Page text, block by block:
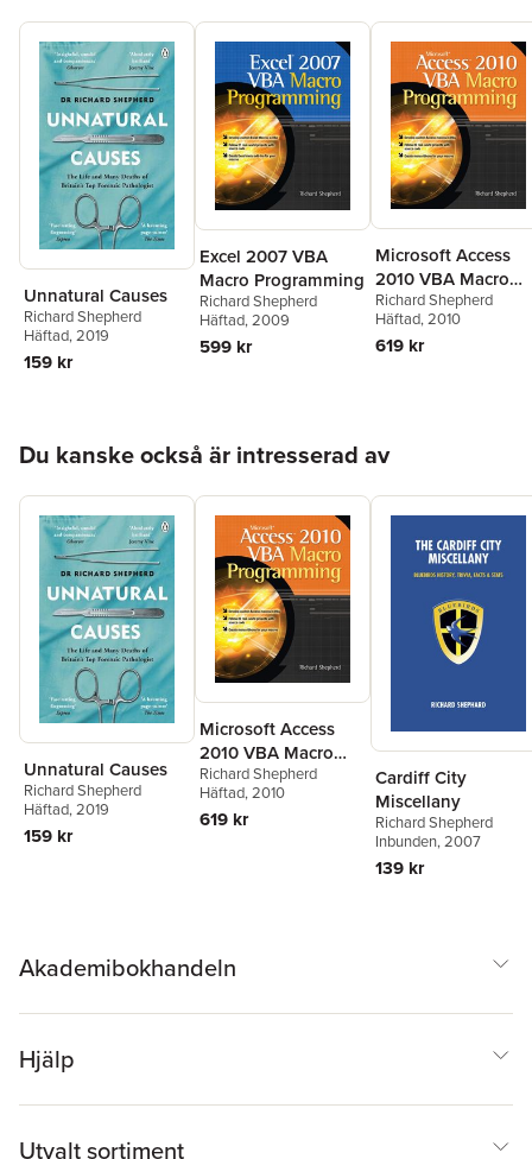
Unnatural Causes
Richard Shepherd
Häftad, 2019
159 kr
Excel 2007 VBA
Macro Programming
Richard Shepherd
Häftad, 2009
599 kr
Microsoft Access
2010 VBA Macro
Programming
Richard Shepherd
Häftad, 2010
619 kr
Du kanske också är intresserad av
Unnatural Causes
Richard Shepherd
Häftad, 2019
159 kr
Microsoft Access
2010 VBA Macro
Programming
Richard Shepherd
Häftad, 2010
619 kr
Cardiff City
Miscellany
Richard Shepherd
Inbunden, 2007
139 kr
Akademibokhandeln
Hjälp
Utvalt sortiment